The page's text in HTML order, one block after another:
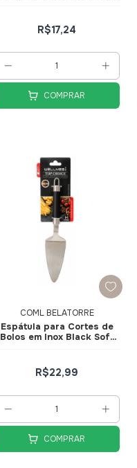
R$17,24
COMPRAR
COML BELATORRE
Espátula para Cortes de
Bolos em Inox Black Soft
R$22,99
COMPRAR